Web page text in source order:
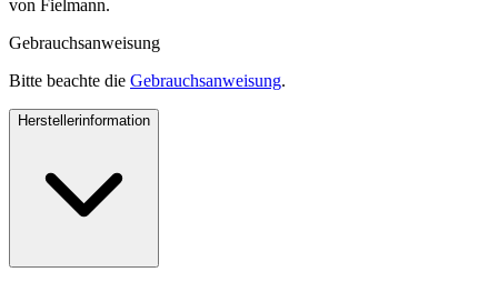
von Fielmann.
Gebrauchsanweisung
Bitte beachte die Gebrauchsanweisung.
Herstellerinformation